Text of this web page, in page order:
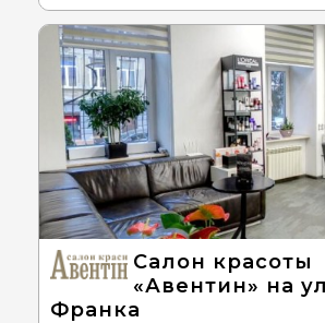
Салон красоты
«Авентин» на
Франка